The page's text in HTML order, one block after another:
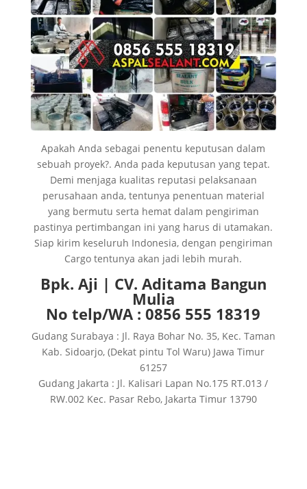
Apakah Anda sebagai penentu keputusan dalam
sebuah proyek?. Anda pada keputusan yang tepat.
Demi menjaga kualitas reputasi pelaksanaan
perusahaan anda, tentunya penentuan material
yang bermutu serta hemat dalam pengiriman
pastinya pertimbangan ini yang harus di utamakan.
Siap kirim keseluruh Indonesia, dengan pengiriman
Cargo tentunya akan jadi lebih murah.
Bpk. Aji | CV. Aditama Bangun
Mulia
No telp/WA : 0856 555 18319
Gudang Surabaya : Jl. Raya Bohar No. 35, Kec. Taman
Kab. Sidoarjo, (Dekat pintu Tol Waru) Jawa Timur
61257
Gudang Jakarta : Jl. Kalisari Lapan No.175 RT.013 /
RW.002 Kec. Pasar Rebo, Jakarta Timur 13790